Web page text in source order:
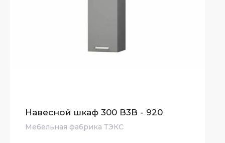
Навесной шкаф 300 В3В - 920
Мебельная фабрика ТЭКС